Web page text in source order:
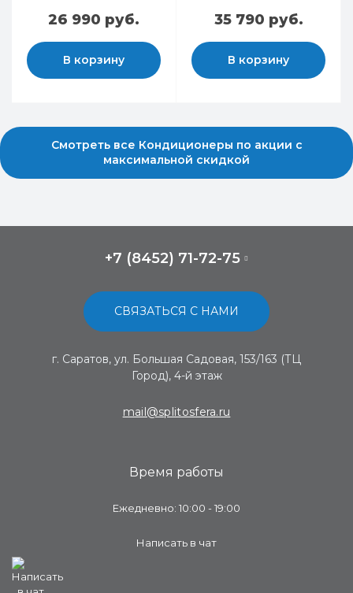
26 990 руб.
В корзину
35 790 руб.
В корзину
Смотреть все Кондиционеры по акции с
максимальной скидкой
+7 (8452) 71-72-75
СВЯЗАТЬСЯ С НАМИ
г. Саратов, ул. Большая Садовая, 153/163 (ТЦ
Город), 4-й этаж
mail@splitosfera.ru
Время работы
Ежедневно: 10:00 - 19:00
Написать в чат